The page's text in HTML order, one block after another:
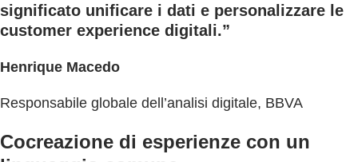
significato unificare i dati e personalizzare le
customer experience digitali.”
Henrique Macedo
Responsabile globale dell’analisi digitale, BBVA
Cocreazione di esperienze con un